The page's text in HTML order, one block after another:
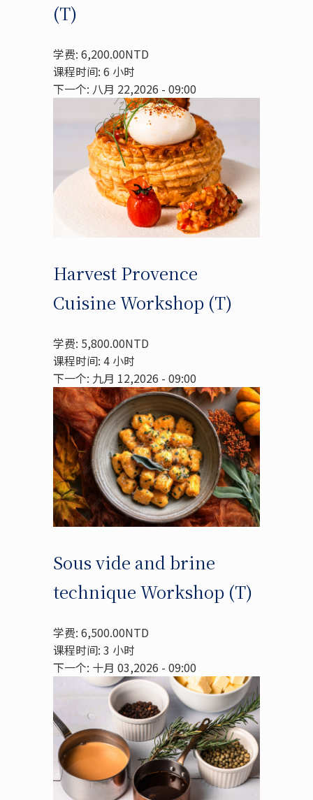
(T)
学费: 6,200.00NTD
课程时间: 6 小时
下一个: 八月 22,2026 - 09:00
Harvest Provence
Cuisine Workshop (T)
学费: 5,800.00NTD
课程时间: 4 小时
下一个: 九月 12,2026 - 09:00
Sous vide and brine
technique Workshop (T)
学费: 6,500.00NTD
课程时间: 3 小时
下一个: 十月 03,2026 - 09:00